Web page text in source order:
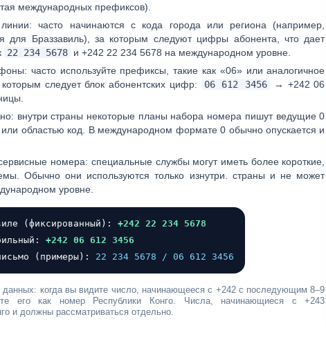
международных префиксов).
часто начинаются с кода города или региона (например,
для Браззавиль), за которым следуют цифры абонента, что дает
22 234 5678 и +242 22 234 5678 на международном уровне.
часто используйте префиксы, такие как «06»или аналогичное
следует блок абонентских цифр:
06 612 3456 → +242 06
внутри страны некоторые планы набора номера пишут ведущие0
или областью код. В международном формате0 обычно опускается и
номера: специальные службы могут иметь более короткие,
Обычно они используются только изнутри. страны и не может
уровне.
(фиксированный): +242 22 234 5678
+242 06 612 3456
(примеры): 22 234 5678 / 06 612 3456
данных: когда вы видите число, начинающееся с +242с последующим8–9
его как номер Республики Конго. Числа, начинающиеся с+243
и должны рассматриваться отдельно.